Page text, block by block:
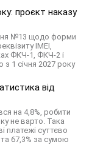
проєкт наказу
№13 щодо форми
IMEI,
ФКЧ-1, ФКЧ-2 і
1 січня 2027 року
від
на 4,8%, робити
не варто. Така
платежі суттєво
67,3% за сумою